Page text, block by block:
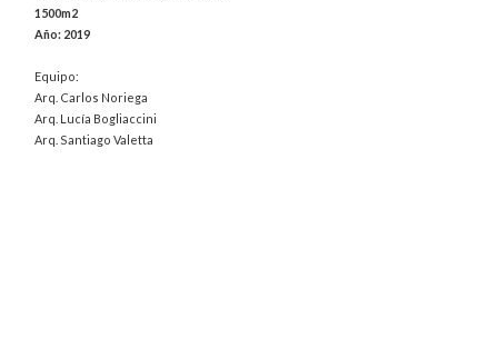
1500m2
Año: 2019
Equipo:
Arq. Carlos Noriega
Arq. Lucía Bogliaccini
Arq. Santiago Valetta